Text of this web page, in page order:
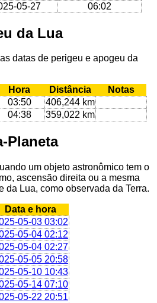
05-27 06:02
da Lua
datas de perigeu e apogeu da
Hora Distância
Notas
03:50
406,244 km
04:38 359,022 km
Planeta
um objeto astronômico tem o
ascensão direita ou a mesma
da Lua, como observada da Terra.
Data e hora
05-03 03:02
05-04 02:12
05-04 02:27
05-05 20:58
05-10 10:43
05-14 07:10
05-22 20:51